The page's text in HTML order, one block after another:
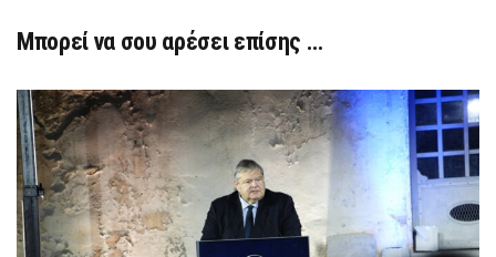
Μπορεί να σου αρέσει επίσης …